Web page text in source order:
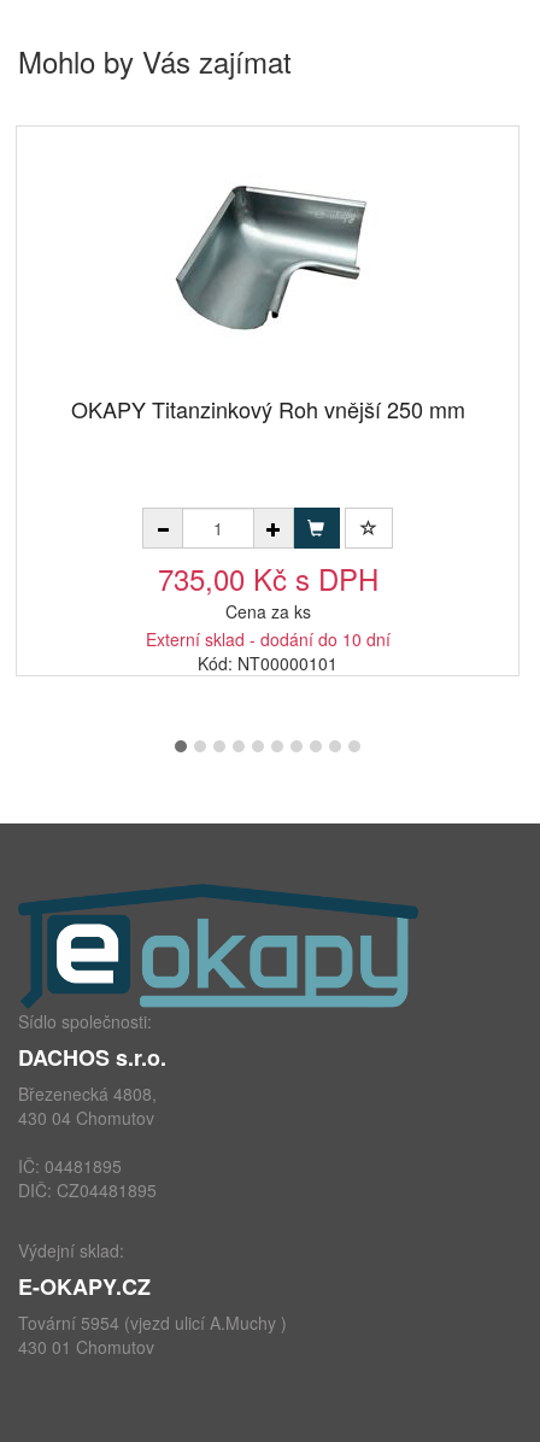
Mohlo by Vás zajímat
OKAPY Titanzinkový Roh vnější 250 mm
735,00 Kč s DPH
Cena za ks
Externí sklad - dodání do 10 dní
Kód: NT00000101
Sídlo společnosti:
DACHOS s.r.o.
Březenecká 4808,
430 04 Chomutov
IČ: 04481895
DIČ: CZ04481895
Výdejní sklad:
E-OKAPY.CZ
Tovární 5954 (vjezd ulicí A.Muchy )
430 01 Chomutov